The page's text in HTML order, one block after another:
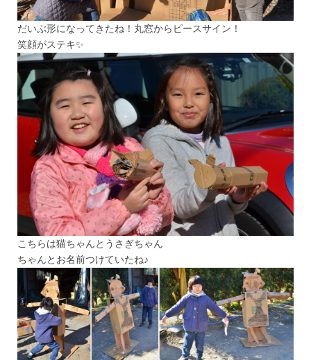
だいぶ形になってきたね！丸窓からピースサイン！
笑顔がステキ✨
こちらは猫ちゃんとうさぎちゃん
ちゃんとお名前つけていたね♪